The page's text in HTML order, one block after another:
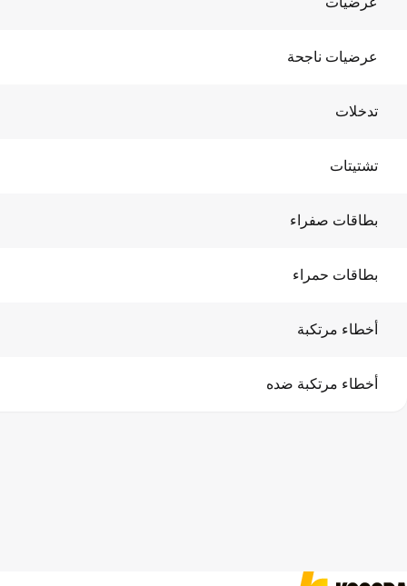
عرضيات ناجحة
تدخلات
تشتيتات
بطاقات صفراء
بطاقات حمراء
أخطاء مرتكبة
أخطاء مرتكبة ضده